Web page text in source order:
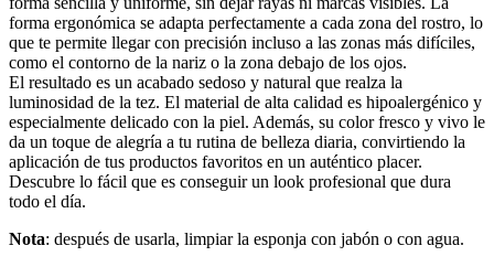
forma ergonómica se adapta perfectamente a cada zona del rostro, lo
que te permite llegar con precisión incluso a las zonas más difíciles,
como el contorno de la nariz o la zona debajo de los ojos.
El resultado es un acabado sedoso y natural que realza la
luminosidad de la tez. El material de alta calidad es hipoalergénico y
especialmente delicado con la piel. Además, su color fresco y vivo le
da un toque de alegría a tu rutina de belleza diaria, convirtiendo la
aplicación de tus productos favoritos en un auténtico placer.
Descubre lo fácil que es conseguir un look profesional que dura
todo el día.
Nota: después de usarla, limpiar la esponja con jabón o con agua.